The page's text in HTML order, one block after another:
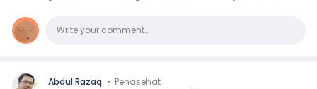
CommentsWrite your comment…
Abdul Razaq • Penasehat